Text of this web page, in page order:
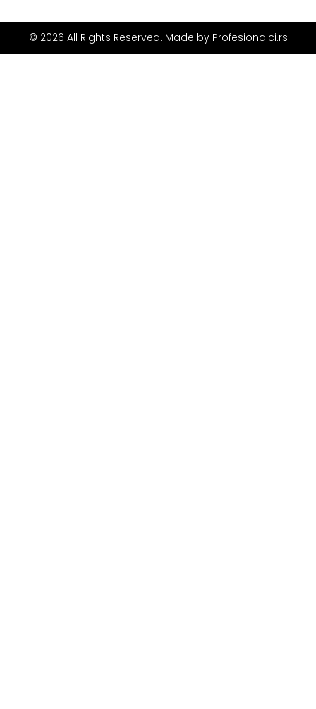
© 2026 All Rights Reserved. Made by Profesionalci.rs